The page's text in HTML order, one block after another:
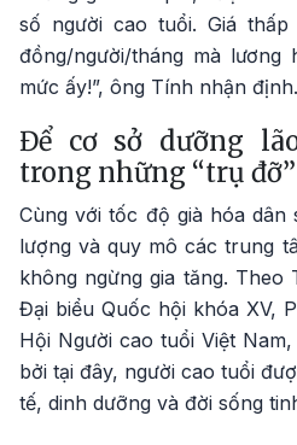
số người cao tuổi. Giá
đồng/người/tháng mà
mức ấy!”, ông Tính nhận định.
Để cơ sở dưỡng
trong những “trụ
Cùng với tốc độ già hóa dân
lượng và quy mô các trung
không ngừng gia tăng. Theo
Đại biểu Quốc hội khóa XV,
Hội Người cao tuổi Việt
bởi tại đây, người cao tuổi
tế, dinh dưỡng và đời sống